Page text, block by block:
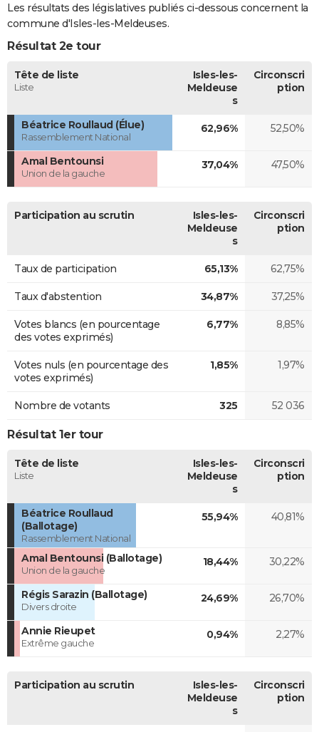
Les résultats des législatives publiés ci-dessous concernent la
commune d'Isles-les-Meldeuses.
Résultat 2e tour
Tête de liste
Liste
Isles-les-
Meldeuse
s
Circonscri
ption
Béatrice Roullaud (Élue)
Rassemblement National
62,96% 52,50%
Amal Bentounsi
Union de la gauche
37,04% 47,50%
Participation au scrutin
Isles-les-
Meldeuse
s
Circonscri
ption
Taux de participation 65,13% 62,75%
Taux d'abstention 34,87% 37,25%
Votes blancs (en pourcentage
des votes exprimés)
6,77% 8,85%
Votes nuls (en pourcentage des
votes exprimés)
1,85% 1,97%
Nombre de votants 325 52 036
Résultat 1er tour
Tête de liste
Liste
Isles-les-
Meldeuse
s
Circonscri
ption
Béatrice Roullaud
(Ballotage)
Rassemblement National
55,94% 40,81%
Amal Bentounsi (Ballotage)
Union de la gauche
18,44% 30,22%
Régis Sarazin (Ballotage)
Divers droite
24,69% 26,70%
Annie Rieupet
Extrême gauche
0,94% 2,27%
Participation au scrutin
Isles-les-
Meldeuse
s
Circonscri
ption